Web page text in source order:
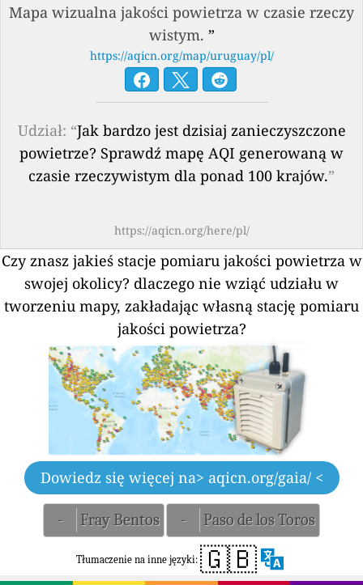
Mapa wizualna jakości powietrza w czasie rzeczy
wistym. ”
https://aqicn.org/map/uruguay/pl/
Udział: “Jak bardzo jest dzisiaj zanieczyszczone
powietrze? Sprawdź mapę AQI generowaną w
czasie rzeczywistym dla ponad 100 krajów.”
https://aqicn.org/here/pl/
Czy znasz jakieś stacje pomiaru jakości powietrza w
swojej okolicy? dlaczego nie wziąć udziału w
tworzeniu mapy, zakładając własną stację pomiaru
jakości powietrza?
Dowiedz się więcej na> aqicn.org/gaia/ <
- Fray Bentos - Paso de los Toros
Tłumaczenie na inne języki: 🇬🇧